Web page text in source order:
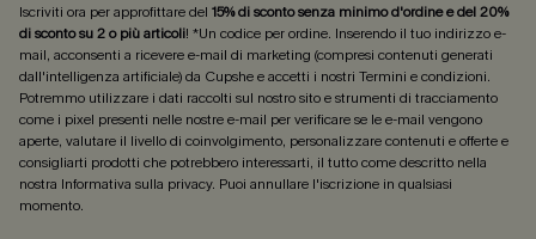
Iscriviti ora per approfittare del 15% di sconto senza minimo d'ordine e del 20%
di sconto su 2 o più articoli! *Un codice per ordine. Inserendo il tuo indirizzo e-
mail, acconsenti a ricevere e-mail di marketing (compresi contenuti generati
dall'intelligenza artificiale) da Cupshe e accetti i nostri Termini e condizioni.
Potremmo utilizzare i dati raccolti sul nostro sito e strumenti di tracciamento
come i pixel presenti nelle nostre e-mail per verificare se le e-mail vengono
aperte, valutare il livello di coinvolgimento, personalizzare contenuti e offerte e
consigliarti prodotti che potrebbero interessarti, il tutto come descritto nella
nostra Informativa sulla privacy. Puoi annullare l'iscrizione in qualsiasi
momento.